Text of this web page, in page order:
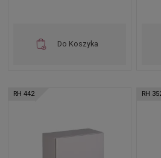
Do Koszyka
RH 442 RH